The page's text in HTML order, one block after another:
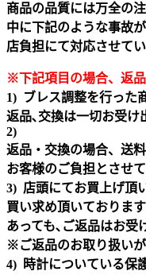
商品の品質には万全の
中に下記のような事故
店負担にて対応させてい
※下記項目の場合、返
1) ブレス調整を行った
返品､交換は一切お受け
2)
返品・交換の場合、送
お客様のご負担とさせて
3) 店頭にてお買上げ頂
買い求め頂いておりま
あっても､ご返品はお受
※ご返品のお取り扱い
4) 時計についている保